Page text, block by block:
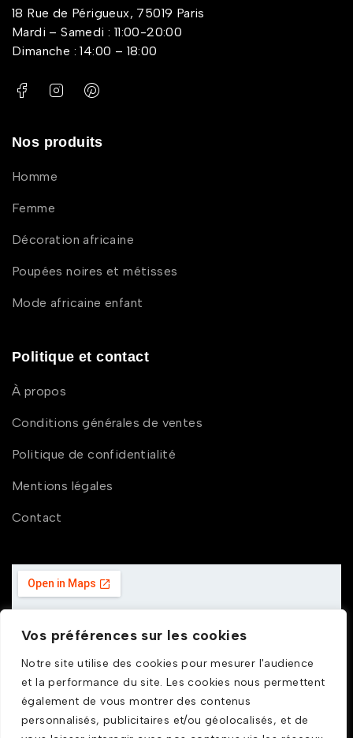
Vos préférences sur les cookies
Notre site utilise des cookies pour mesurer l'audience
et la performance du site. Les cookies nous permettent
également de vous montrer des contenus
personnalisés, publicitaires et/ou géolocalisés, et de
18 Rue de Périgueux, 75019 Paris
Mardi – Samedi : 11:00-20:00
Dimanche : 14:00 – 18:00
Nos produits
Homme
Femme
Décoration africaine
Poupées noires et métisses
Mode africaine enfant
Politique et contact
À propos
Conditions générales de ventes
Politique de confidentialité
Mentions légales
Contact